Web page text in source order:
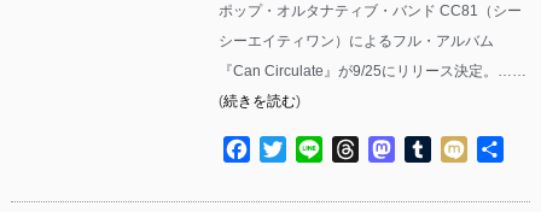
ポップ・オルタナティブ・バンド CC81（シー
シーエイティワン）によるフル・アルバム
『Can Circulate』が9/25にリリース決定。……
(続きを読む)
Facebook
TwitterLine ThreadsMastodon
Tumblr
Mixi